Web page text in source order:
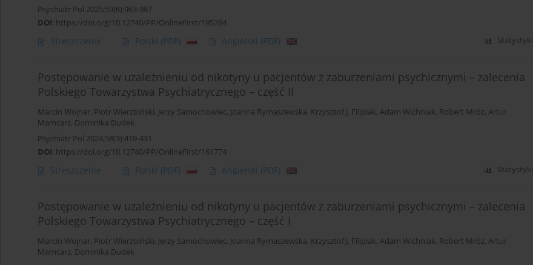
Psychiatr Pol 2025;59(6):963-987
DOI: https://doi.org/10.12740/PP/OnlineFirst/195284
Streszczenie Polski (PDF) Angielski (PDF) Statystyki
Postępowanie w uzależnieniu od nikotyny u pacjentów z zaburzeniami psychicznymi – zalecenia
Polskiego Towarzystwa Psychiatrycznego – część II
Marcin Wojnar, Piotr Wierzbiński, Jerzy Samochowiec, Joanna Rymaszewska, Krzysztof J. Filipiak, Adam Wichniak, Robert Mróz, Artur
Mamcarz, Dominika Dudek
Psychiatr Pol 2024;58(3):419-431
DOI: https://doi.org/10.12740/PP/OnlineFirst/161774
Streszczenie Polski (PDF) Angielski (PDF) Statystyki
Postępowanie w uzależnieniu od nikotyny u pacjentów z zaburzeniami psychicznymi – zalecenia
Polskiego Towarzystwa Psychiatrycznego – część I
Marcin Wojnar, Piotr Wierzbiński, Jerzy Samochowiec, Joanna Rymaszewska, Krzysztof J. Filipiak, Adam Wichniak, Robert Mróz, Artur
Mamcarz, Dominika Dudek